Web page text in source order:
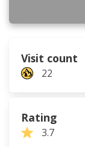
Visit count
22
Rating
3.7